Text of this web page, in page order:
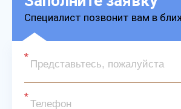
Специалист позвонит вам в